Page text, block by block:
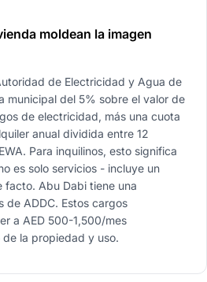
moldean la imagen
de Electricidad y Agua de
municipal del 5% sobre el valor de
de electricidad, más una cuota
anual dividida entre 12
Para inquilinos, esto significa
es solo servicios - incluye un
Abu Dabi tiene una
de ADDC. Estos cargos
a AED 500-1,500/mes
la propiedad y uso.